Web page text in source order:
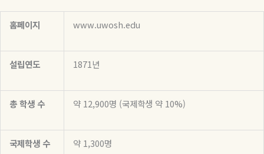
홈페이지 www.uwosh.edu
설립연도 1871년
총 학생 수 약12,900명 (국제학생 약10%)
국제학생 수 약1,300명